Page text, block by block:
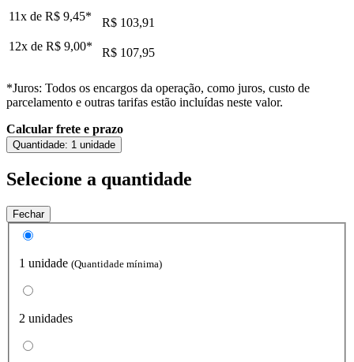
11x de R$ 9,45*
R$ 103,91
12x de R$ 9,00* R$ 107,95
*Juros: Todos os encargos da operação, como juros, custo de
parcelamento e outras tarifas estão incluídas neste valor.
Calcular frete e prazo
Quantidade: 1 unidade
Selecione a quantidade
Fechar
1 unidade (Quantidade mínima)
2 unidades